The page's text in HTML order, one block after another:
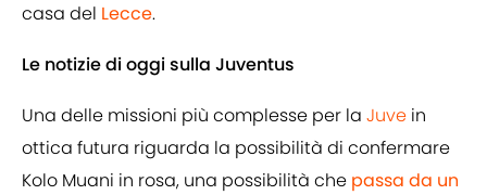
casa del Lecce.
Le notizie di oggi sulla Juventus
Una delle missioni più complesse per la Juve in
ottica futura riguarda la possibilità di confermare
Kolo Muani in rosa, una possibilità che passa da un